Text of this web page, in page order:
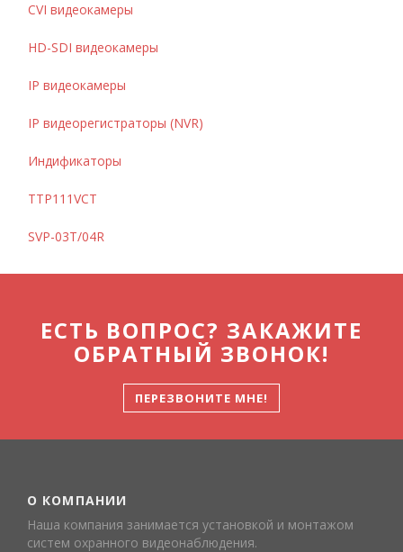
CVI видеокамеры
HD-SDI видеокамеры
IP видеокамеры
IP видеорегистраторы (NVR)
Индификаторы
TTP111VCT
SVP-03T/04R
ЕСТЬ ВОПРОС? ЗАКАЖИТЕ
ОБРАТНЫЙ ЗВОНОК!
ПЕРЕЗВОНИТЕ МНЕ!
О КОМПАНИИ
Наша компания занимается установкой и монтажом
систем охранного видеонаблюдения.